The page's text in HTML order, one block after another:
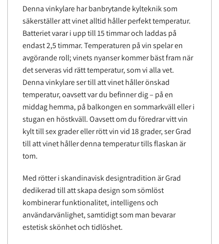
Denna vinkylare har banbrytande kylteknik som
säkerställer att vinet alltid håller perfekt temperatur.
Batteriet varar i upp till 15 timmar och laddas på
endast 2,5 timmar. Temperaturen på vin spelar en
avgörande roll; vinets nyanser kommer bäst fram när
det serveras vid rätt temperatur, som vi alla vet.
Denna vinkylare ser till att vinet håller önskad
temperatur, oavsett var du befinner dig – på en
middag hemma, på balkongen en sommarkväll eller i
stugan en höstkväll. Oavsett om du föredrar vitt vin
kylt till sex grader eller rött vin vid 18 grader, ser Grad
till att vinet håller denna temperatur tills flaskan är
tom.
Med rötter i skandinavisk designtradition är Grad
dedikerad till att skapa design som sömlöst
kombinerar funktionalitet, intelligens och
användarvänlighet, samtidigt som man bevarar
estetisk skönhet och tidlöshet.